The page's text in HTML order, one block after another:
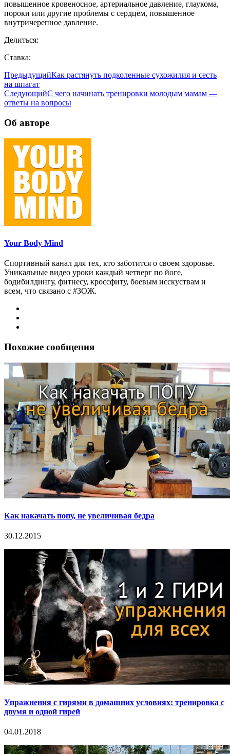
повышенное кровеносное, артериальное давление, глаукома,
пороки или другие проблемы с сердцем, повышенное
внутричерепное давление.
Делиться:
Ставка:
ПредыдущийКак растянуть подколенные сухожилия и сесть
на шпагат
СледующийС чего начинать тренировки молодым мамам —
ответы на вопросы
Об авторе
Your Body Mind
Спортивный канал для тех, кто заботится о своем здоровье.
Уникальные видео уроки каждый четверг по йоге,
бодибилдингу, фитнесу, кроссфиту, боевым исскуствам и
всем, что связано с #ЗОЖ.
Похожие сообщения
Как накачать попу, не увеличивая бедра
30.12.2015
Упражнения с гирями в домашних условиях: тренировка с
двумя и одной гирей
04.01.2018